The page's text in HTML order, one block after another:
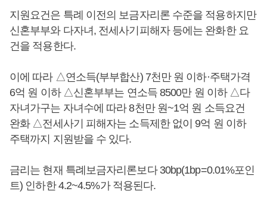
지원요건은 특례 이전의 보금자리론 수준을 적용하지만
신혼부부와 다자녀, 전세사기피해자 등에는 완화한 요
건을 적용한다.
이에 따라 △연소득(부부합산) 7천만 원 이하·주택가격
6억 원 이하 △신혼부부는 연소득 8500만 원 이하 △다
자녀가구는 자녀수에 따라 8천만 원~1억 원 소득요건
완화 △전세사기 피해자는 소득제한 없이 9억 원 이하
주택까지 지원받을 수 있다.
금리는 현재 특례보금자리론보다 30bp(1bp=0.01%포인
트) 인하한 4.2~4.5%가 적용된다.